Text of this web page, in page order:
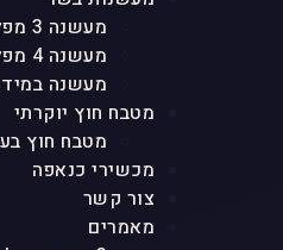
מעשנה 3 מפלסים דגם "טריו"
מעשנה 4 מפלסים דגם "אגם"
מעשנה במידות 1.20
מטבח חוץ יוקרתי
מטבח חוץ
מכשירי כנאפה
צור קשר
מאמרים